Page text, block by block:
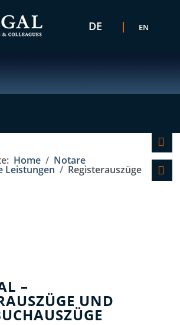
DE EN
Home Notare
Leistungen Registerauszüge
–
UND